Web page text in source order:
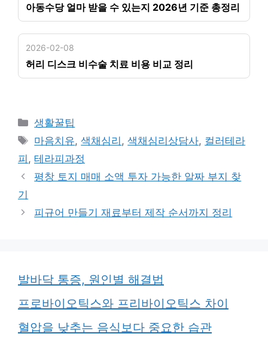
아동수당 얼마 받을 수 있는지 2026년 기준 총정리
2026-02-08
허리 디스크 비수술 치료 비용 비교 정리
카
테
고
리
생활꿀팁
태
그
마음치유,색채심리 ,색채심리상담사, 컬러테라
피 , 테라피과정
평창 토지 매매 소액 투자 가능한 알짜 부지 찾
기
피규어 만들기 재료부터 제작 순서까지 정리
발바닥 통증, 원인별 해결법
프로바이오틱스와 프리바이오틱스 차이
혈압을 낮추는 음식보다 중요한 습관